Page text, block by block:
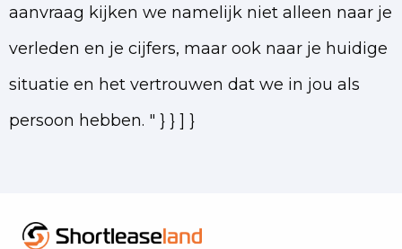
aanvraag kijken we namelijk niet alleen naar je
verleden en je cijfers, maar ook naar je huidige
situatie en het vertrouwen dat we in jou als
persoon hebben. " } } ] }